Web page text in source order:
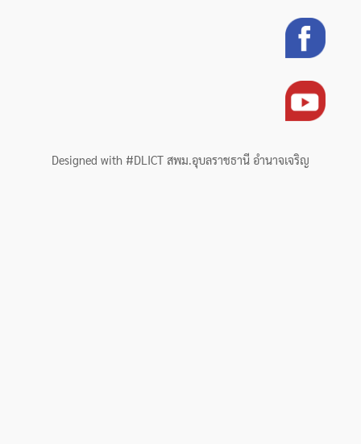
Designed with #DLICT สพม.อุบลราชธานี อำนาจเจริญ